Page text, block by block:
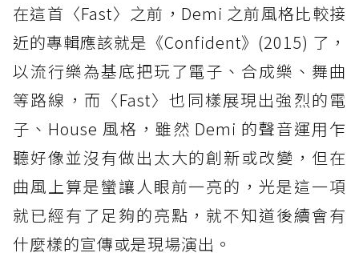
在這首〈Fast〉之前，Demi 之前風格比較接
近的專輯應該就是《Confident》(2015) 了，
以流行樂為基底把玩了電子、合成樂、舞曲
等路線，而〈Fast〉也同樣展現出強烈的電
子、House 風格，雖然 Demi 的聲音運用乍
聽好像並沒有做出太大的創新或改變，但在
曲風上算是蠻讓人眼前一亮的，光是這一項
就已經有了足夠的亮點，就不知道後續會有
什麼樣的宣傳或是現場演出。